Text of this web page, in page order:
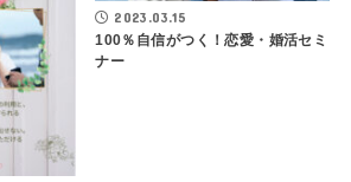
2023.03.15
100％自信がつく！恋愛・婚活セミ
ナー